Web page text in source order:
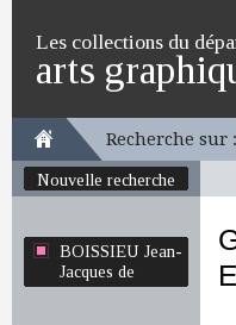
Les collections du
arts
Recherche sur :
Nouvelle recherche
BOISSIEU Jean-
Jacques de